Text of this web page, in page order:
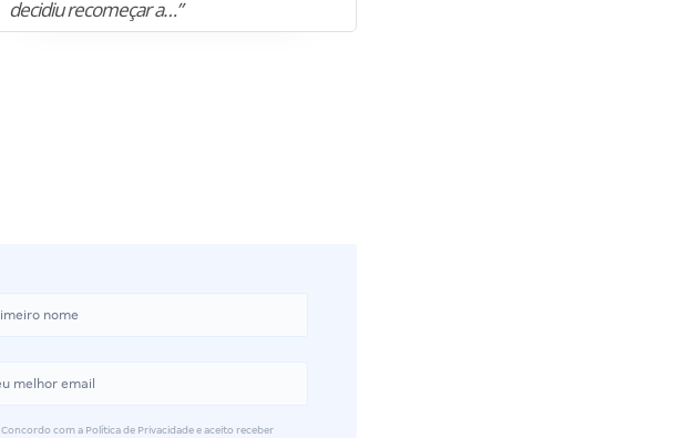
decidiu recomeçar a…”
Concordo com a Política de Privacidade e aceito receber